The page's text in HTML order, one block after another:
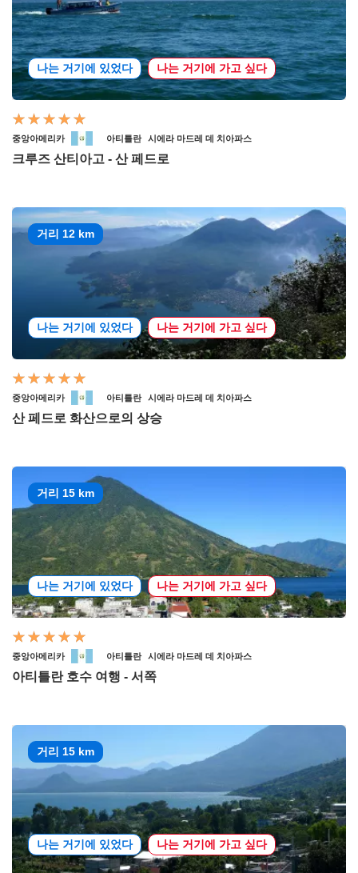
나는 거기에 있었다 나는 거기에 가고 싶다
중앙아메리카 아티틀란 시에라 마드레 데 치아파스
크루즈 산티아고 - 산 페드로
거리 12 km
나는 거기에 있었다 나는 거기에 가고 싶다
중앙아메리카 아티틀란 시에라 마드레 데 치아파스
산 페드로 화산으로의 상승
거리 15 km
나는 거기에 있었다 나는 거기에 가고 싶다
중앙아메리카 아티틀란 시에라 마드레 데 치아파스
아티틀란 호수 여행 - 서쪽
거리 15 km
나는 거기에 있었다 나는 거기에 가고 싶다